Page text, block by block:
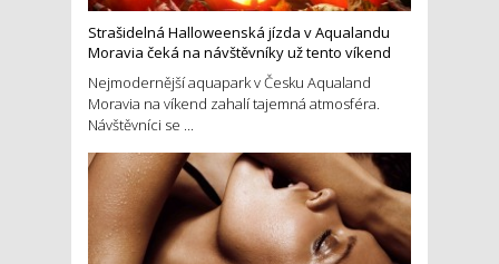
Strašidelná Halloweenská jízda v Aqualandu
Moravia čeká na návštěvníky už tento víkend
Nejmodernější aquapark v Česku Aqualand
Moravia na víkend zahalí tajemná atmosféra.
Návštěvníci se ...